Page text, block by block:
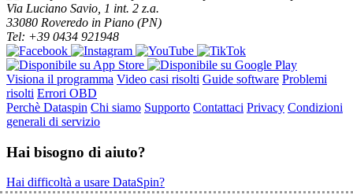
Via Luciano Savio, 1 int. 2 z.a.
33080 Roveredo in Piano (PN)
Tel: +39 0434 921948
Visiona il programma Video casi risolti Guide software Problemi
risolti Errori OBD
Perchè Dataspin Chi siamo Supporto Contattaci Privacy Condizioni
generali di servizio
Hai bisogno di aiuto?
Hai difficoltà a usare DataSpin?